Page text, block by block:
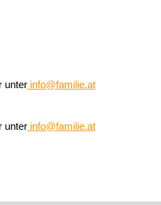
unterinfo@familie.at
unterinfo@familie.at